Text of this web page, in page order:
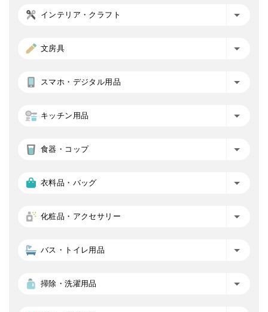
インテリア・クラフト
文房具
スマホ・デジタル用品
キッチン用品
食器・コップ
衣料品・バッグ
化粧品・アクセサリー
バス・トイレ用品
掃除・洗濯用品